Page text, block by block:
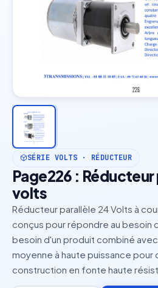
SÉRIE VOLTS · RÉDUCTEUR
Page226 : Réducteur
volts
Réducteur parallèle 24 Volts à
conçus pour répondre au besoin
besoin d'un produit combiné
moyenne à haute puissance pour
construction en fonte haute